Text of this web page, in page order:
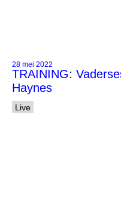
28 mei 2022
TRAINING:
Haynes
Live